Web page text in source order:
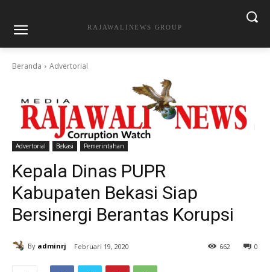
RAJAWALINEWS GROUP
Beranda Advertorial
Advertorial Bekasi Pemerintahan
Kepala Dinas PUPR
Kabupaten Bekasi Siap
Bersinergi Berantas Korupsi
By adminrj Februari 19, 2020 0
662